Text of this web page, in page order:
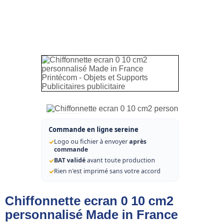
Commande en ligne sereine
✓Logo ou fichier à envoyeraprès
commande
✓BAT validéavant toute production
✓Rien n'est imprimé sans votre accord
Chiffonnette ecran 0 10 cm2
personnalisé Made in France